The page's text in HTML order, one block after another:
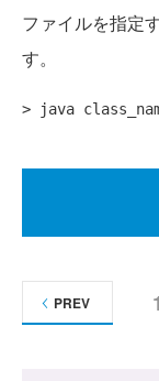
ファイルを指定
す。
1
PREV